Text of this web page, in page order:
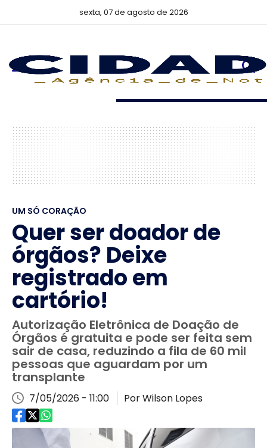
sexta, 07 de agosto de 2026
UM SÓ CORAÇÃO
Quer ser doador de
órgãos? Deixe
registrado em
cartório!
Autorização Eletrônica de Doação de
Órgãos é gratuita e pode ser feita sem
sair de casa, reduzindo a fila de 60 mil
pessoas que aguardam por um
transplante
7/05/2026 - 11:00 Por Wilson Lopes